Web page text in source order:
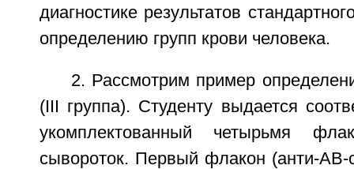
диагностике результатов
определению групп крови человека.
2. Рассмотрим пример
(III группа). Студенту выдается
укомплектованный четырьмя
сывороток. Первый флакон (анти-AB-